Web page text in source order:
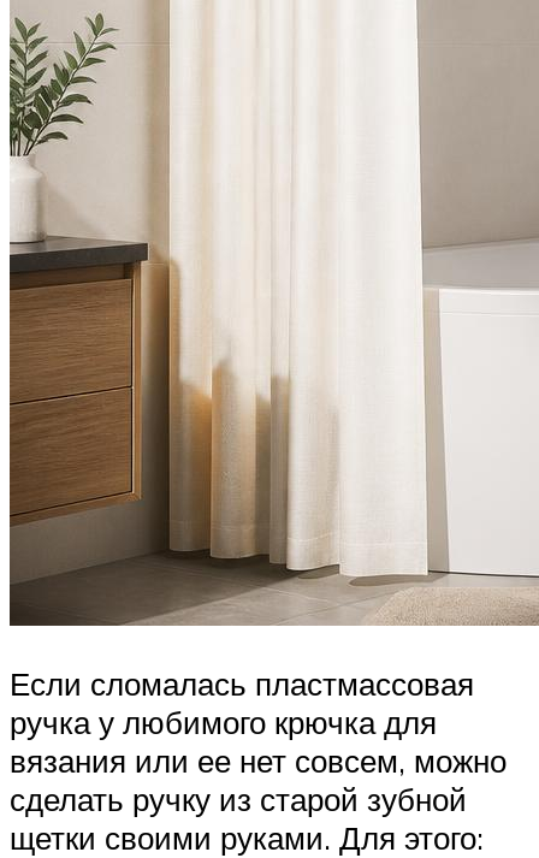
Если сломалась пластмассовая
ручка у любимого крючка для
вязания или ее нет совсем, можно
сделать ручку из старой зубной
щетки своими руками. Для этого: